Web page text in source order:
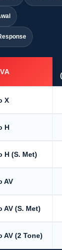
X
H
H (S. Met)
AV
AV (S. Met)
AV (2 Tone)